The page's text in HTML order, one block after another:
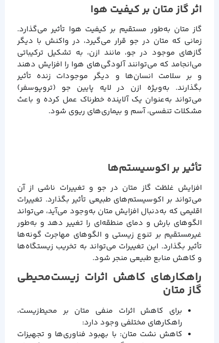
اثر گاز متان بر کیفیت هوا
گاز متان به‌طور مستقیم بر کیفیت هوا تأثیر می‌گذارد.
زمانی که متان در جو قرار می‌گیرد، در واکنش با دیگر
گازهای موجود در جو، مانند ازن، به تشکیل ترکیباتی
می‌انجامد که می‌توانند آلودگی‌های هوا را افزایش دهند
و بر سلامت انسان‌ها و دیگر موجودات زنده تأثیر
بگذارند. به‌ویژه ازن در لایه پایین جو (تروپوسفر)
می‌تواند به‌عنوان یک آلاینده خطرناک عمل کرده و باعث
مشکلات تنفسی، آسم و بیماری‌های ریوی شود.
تأثیر بر اکوسیستم‌ها
افزایش غلظت گاز متان در جو و تغییرات ناشی از آن
می‌تواند بر اکوسیستم‌های طبیعی تأثیر بگذارد. تغییرات
اقلیمی که به‌دنبال افزایش متان به‌وجود می‌آید، می‌تواند
الگوهای بارش و دمای منطقه‌ای را تغییر دهد و به‌طور
غیرمستقیم بر تنوع زیستی و الگوهای مهاجرت گونه‌ها
تأثیر بگذارد. این تغییرات می‌تواند به تخریب زیستگاه‌ها
و کاهش منابع طبیعی منجر شود.
راهکارهای کاهش اثرات زیست‌محیطی
گاز متان
برای کاهش اثرات منفی متان بر محیط‌زیست،
راهکارهای مختلفی وجود دارد:
کاهش نشت متان: با بهبود فناوری‌ها و تجهیزات